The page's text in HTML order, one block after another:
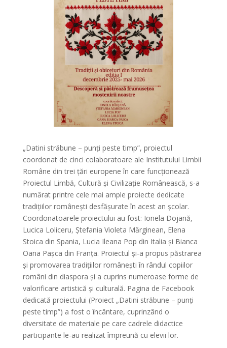
„Datini străbune – punți peste timp”, proiectul
coordonat de cinci colaboratoare ale Institutului Limbii
Române din trei țări europene în care funcționează
Proiectul Limbă, Cultură și Civilizație Românească, s-a
numărat printre cele mai ample proiecte dedicate
tradițiilor românești desfășurate în acest an școlar.
Coordonatoarele proiectului au fost: Ionela Dojană,
Lucica Loliceru, Ștefania Violeta Mărginean, Elena
Stoica din Spania, Lucia Ileana Pop din Italia și Bianca
Oana Pașca din Franța. Proiectul și-a propus păstrarea
și promovarea tradițiilor românești în rândul copiilor
români din diaspora și a cuprins numeroase forme de
valorificare artistică și culturală. Pagina de Facebook
dedicată proiectului (Proiect „Datini străbune – punți
peste timp”) a fost o încântare, cuprinzând o
diversitate de materiale pe care cadrele didactice
participante le-au realizat împreună cu elevii lor.